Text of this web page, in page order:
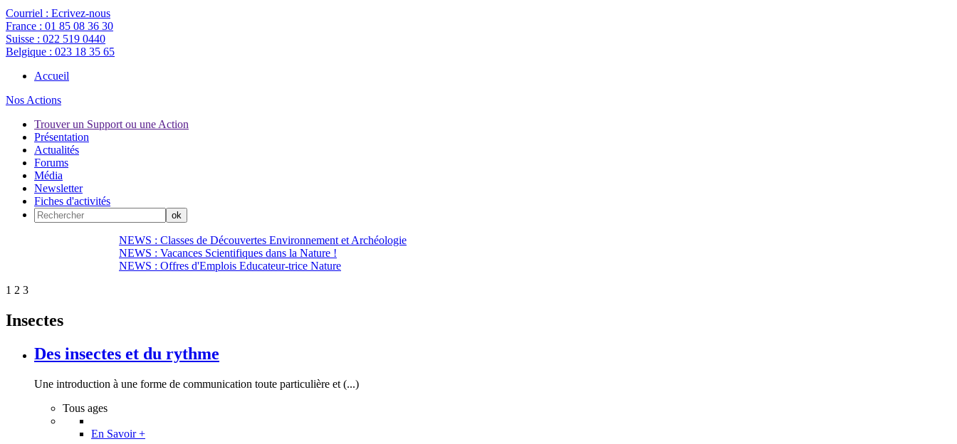
Courriel : Ecrivez-nous
France : 01 85 08 36 30
Suisse : 022 519 0440
Belgique : 023 18 35 65
Accueil
Nos Actions
Trouver un Support ou une Action
Présentation
Actualités
Forums
Média
Newsletter
Fiches d'activités
NEWS : Classes de Découvertes Environnement et Archéologie
NEWS : Vacances Scientifiques dans la Nature !
NEWS : Offres d'Emplois Educateur-trice Nature
1 2 3
Insectes
Des insectes et du rythme
Une introduction à une forme de communication toute particulière et (...)
Tous ages
En Savoir +